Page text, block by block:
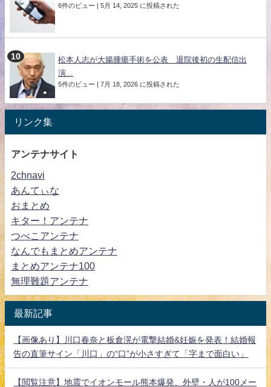
6件のビュー | 5月 14, 2025 に投稿された
松本人志が大腸腫瘍手術を公表 退院後初の生配信出
演...
5件のビュー | 7月 18, 2026 に投稿された
リンク集
アンテナサイト
2chnavi
あんてぃな
おまとめ
キター！アンテナ
つべこアンテナ
なんでもまとめアンテナ
まとめアンテナ100
無理難題アンテナ
最新記事
【画像あり】川口春奈と板倉滉が電撃結婚&妊娠を発表！結婚報
告の直筆サイン「川口」の“口”が小さすぎて「字まで面白い」
【閲覧注意】地震でイオンモール熊本爆発、外壁・人が100メー